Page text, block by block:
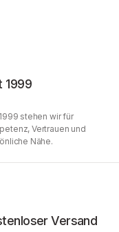
1999
stehen wir für
Vertrauen und
Nähe.
Versand